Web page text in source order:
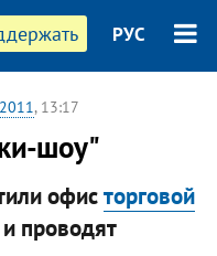
РУС
, 13:17
шоу"
офисторговой
проводят